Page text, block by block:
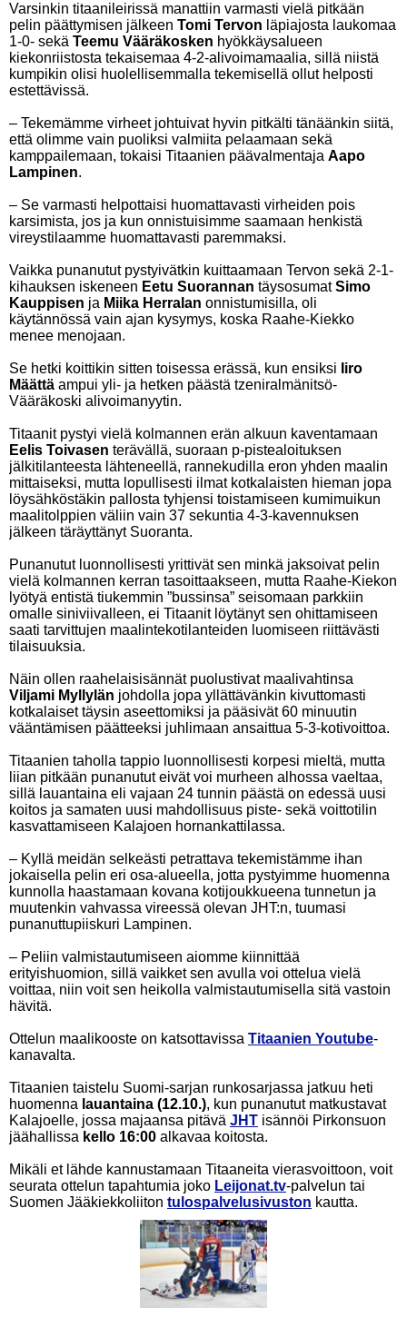
Varsinkin titaanileirissä manattiin varmasti vielä pitkään
pelin päättymisen jälkeen Tomi Tervon läpiajosta laukomaa
1-0- sekä Teemu Vääräkosken hyökkäysalueen
kiekonriistosta tekaisemaa 4-2-alivoimamaalia, sillä niistä
kumpikin olisi huolellisemmalla tekemisellä ollut helposti
estettävissä.
– Tekemämme virheet johtuivat hyvin pitkälti tänäänkin siitä,
että olimme vain puoliksi valmiita pelaamaan sekä
kamppailemaan, tokaisi Titaanien päävalmentaja Aapo
Lampinen.
– Se varmasti helpottaisi huomattavasti virheiden pois
karsimista, jos ja kun onnistuisimme saamaan henkistä
vireystilaamme huomattavasti paremmaksi.
Vaikka punanutut pystyivätkin kuittaamaan Tervon sekä 2-1-
kihauksen iskeneen Eetu Suorannan täysosumatSimo
Kauppisen ja Miika Herralan onnistumisilla, oli
käytännössä vain ajan kysymys, koska Raahe-Kiekko
menee menojaan.
Se hetki koittikin sitten toisessa erässä, kun ensiksi Iiro
Määttä ampui yli- ja hetken päästä tzeniralmänitsö-
Vääräkoski alivoimanyytin.
Titaanit pystyi vielä kolmannen erän alkuun kaventamaan
Eelis Toivasen terävällä, suoraan p-pistealoituksen
jälkitilanteesta lähteneellä, rannekudilla eron yhden maalin
mittaiseksi, mutta lopullisesti ilmat kotkalaisten hieman jopa
löysähköstäkin pallosta tyhjensi toistamiseen kumimuikun
maalitolppien väliin vain 37 sekuntia 4-3-kavennuksen
jälkeen täräyttänyt Suoranta.
Punanutut luonnollisesti yrittivät sen minkä jaksoivat pelin
vielä kolmannen kerran tasoittaakseen, mutta Raahe-Kiekon
lyötyä entistä tiukemmin ”bussinsa” seisomaan parkkiin
omalle siniviivalleen, ei Titaanit löytänyt sen ohittamiseen
saati tarvittujen maalintekotilanteiden luomiseen riittävästi
tilaisuuksia.
Näin ollen raahelaisisännät puolustivat maalivahtinsa
Viljami Myllylän johdolla jopa yllättävänkin kivuttomasti
kotkalaiset täysin aseettomiksi ja pääsivät 60 minuutin
vääntämisen päätteeksi juhlimaan ansaittua 5-3-kotivoittoa.
Titaanien taholla tappio luonnollisesti korpesi mieltä, mutta
liian pitkään punanutut eivät voi murheen alhossa vaeltaa,
sillä lauantaina eli vajaan 24 tunnin päästä on edessä uusi
koitos ja samaten uusi mahdollisuus piste- sekä voittotilin
kasvattamiseen Kalajoen hornankattilassa.
– Kyllä meidän selkeästi petrattava tekemistämme ihan
jokaisella pelin eri osa-alueella, jotta pystyimme huomenna
kunnolla haastamaan kovana kotijoukkueena tunnetun ja
muutenkin vahvassa vireessä olevan JHT:n, tuumasi
punanuttupiiskuri Lampinen.
– Peliin valmistautumiseen aiomme kiinnittää
erityishuomion, sillä vaikket sen avulla voi ottelua vielä
voittaa, niin voit sen heikolla valmistautumisella sitä vastoin
hävitä.
Ottelun maalikooste on katsottavissa Titaanien Youtube-
kanavalta.
Titaanien taistelu Suomi-sarjan runkosarjassa jatkuu heti
huomenna lauantaina (12.10.), kun punanutut matkustavat
Kalajoelle, jossa majaansa pitävä JHT isännöi Pirkonsuon
jäähallissa kello 16:00 alkavaa koitosta.
Mikäli et lähde kannustamaan Titaaneita vierasvoittoon, voit
seurata ottelun tapahtumia joko Leijonat.tv-palvelun tai
Suomen Jääkiekkoliiton tulospalvelusivuston kautta.